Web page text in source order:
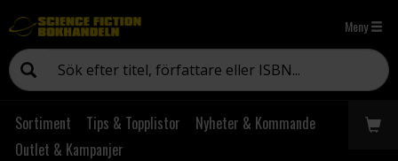
Meny
Sortiment Tips & Topplistor
Nyheter & Kommande
Outlet & Kampanjer